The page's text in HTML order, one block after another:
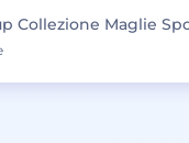
Collezione Maglie